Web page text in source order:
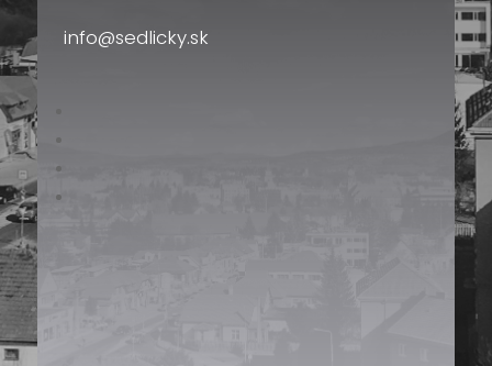
info@sedlicky.sk